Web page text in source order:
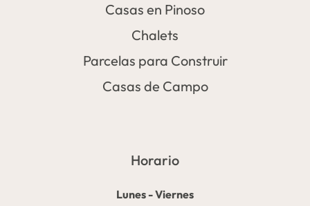
Casas en Pinoso
Chalets
Parcelas para Construir
Casas de Campo
Horario
Lunes - Viernes